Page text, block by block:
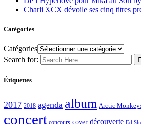
Charli XCX dévoile ses cinq titres
Catégories
Catégories
Search for:
Étiquettes
2017 2018 agenda album Arctic
concert concours cover découverte Ed